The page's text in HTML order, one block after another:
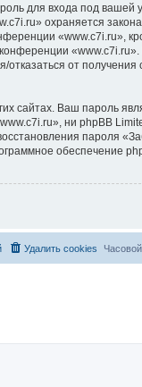
для входа под вашей
охраняется
«www.c7i.ru»,
отказаться от получения
сайтах. Ваш пароль
ни phpBB
пароля
обеспечение
Удалить cookies